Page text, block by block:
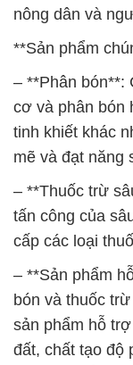
nông dân và
**Sản phẩm
– **Phân bón**:
cơ và phân bón
tinh khiết khác
mẽ và đạt năng
– **Thuốc trừ
tấn công của
cấp các loại
– **Sản phẩm
bón và thuốc
sản phẩm hỗ
đất, chất tạo độ